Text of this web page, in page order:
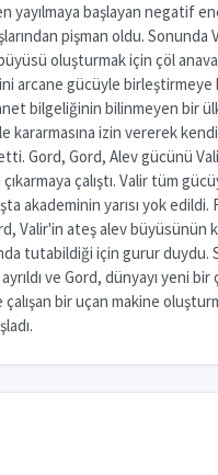
yayılmaya başlayan negatif
pişman oldu. Sonunda
oluşturmak için çöl
arcane gücüyle birleştirmeye
bilgeliğinin bilinmeyen bir
kararmasına izin vererek
Gord, Gord, Alev gücünü
çalıştı. Valir tüm
akademinin yarısı yok edildi.
Valir'in ateş alev büyüsünün
tutabildiği için gurur duydu.
ve Gord, dünyayı yeni bir
bir uçan makine